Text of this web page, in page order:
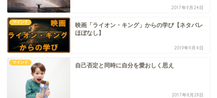
2017年9月24日
マインド
映画「ライオン・キング」からの学び【ネタバレ
ほぼなし】
2019年9月4日
マインド 自己否定と同時に自分を愛おしく思え
2017年8月29日